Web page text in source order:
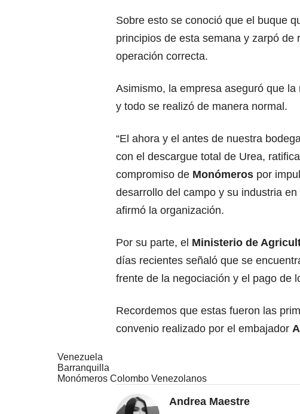
Sobre esto se conoció que el buque
principios de esta semana y zarpó de
operación correcta.
Asimismo, la empresa aseguró que
y todo se realizó de manera normal.
“El ahora y el antes de nuestra
con el descargue total de Urea,
compromiso de Monómeros por
desarrollo del campo y su industria en
afirmó la organización.
Por su parte, el Ministerio de
días recientes señaló que se
frente de la negociación y el pago de
Recordemos que estas fueron las
convenio realizado por el embajador
Venezuela
Barranquilla
Monómeros Colombo Venezolanos
Andrea Maestre